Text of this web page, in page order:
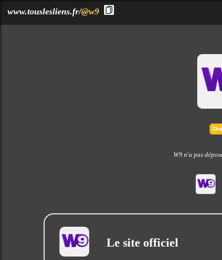
www.touslesliens.fr/@w9
W9 n'a pas
Le site officiel